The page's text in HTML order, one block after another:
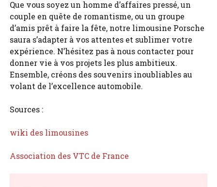
Que vous soyez un homme d’affaires pressé, un
couple en quête de romantisme, ou un groupe
d’amis prêt à faire la fête, notre limousine Porsche
saura s’adapter à vos attentes et sublimer votre
expérience. N’hésitez pas à nous contacter pour
donner vie à vos projets les plus ambitieux.
Ensemble, créons des souvenirs inoubliables au
volant de l’excellence automobile.
Sources :
wiki des limousines
Association des VTC de France